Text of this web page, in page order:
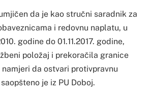
da je kao stručni saradnik za
i redovnu naplatu, u
godine do 01.11.2017. godine,
položaj i prekoračila granice
da ostvari protivpravnu
je iz PU Doboj.